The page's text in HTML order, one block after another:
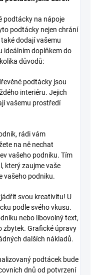
podtácky na nápoje
podtácky nejen chrání
dodají vašemu
ideálním doplňkem do
důvodů:
podtácky jsou
interiéru. Jejich
vašemu prostředí
rádi vám
na ně nechat
vašeho podniku. Tím
který zaujme vaše
vašeho podniku.
svou kreativitu! U
podle svého vkusu.
nebo libovolný text,
zbytek. Grafické úpravy
dalších nákladů.
podtácek bude
dnů od potvrzení